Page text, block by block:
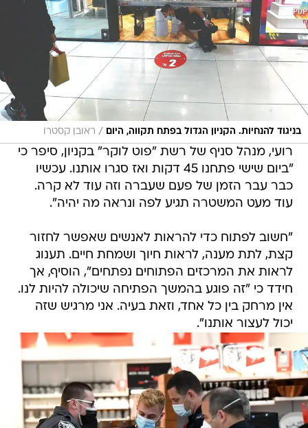
בניגוד להנחיות. הקניון הגדול בפתח תקווה, היום / ראובן קסטרו
רועי, מנהל סניף של רשת "פוט לוקר" בקניון, סיפר כי
"ביום שישי פתחנו 45 דקות ואז סגרו אותנו. עכשיו
כבר עבר הזמן של פעם שעברה וזה עוד לא קרה.
עוד מעט המשטרה תגיע לפה ונראה מה יהיה".
"חשוב לפתוח כדי להראות לאנשים שאפשר לחזור
קצת, לתת מענה, לראות חיוך ושמחת חיים. תענוג
לראות את המרכזים הפתוחים נפתחים", הוסיף, אך
חידד כי "זה פוגע בהמשך הפתיחה שיכולה להיות לנו.
אין מרחק בין כל אחד, וזאת בעיה. אני מרגיש שזה
יכול לעצור אותנו".